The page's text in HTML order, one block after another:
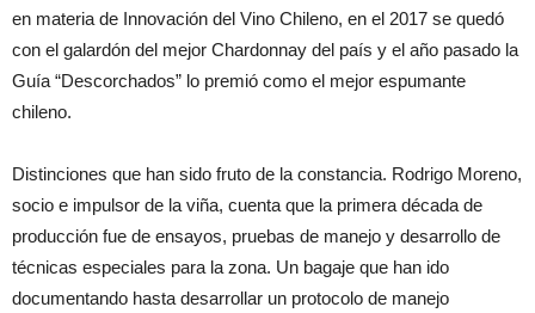
en materia de Innovación del Vino Chileno, en el 2017 se quedó
con el galardón del mejor Chardonnay del país y el año pasado la
Guía “Descorchados” lo premió como el mejor espumante
chileno.
Distinciones que han sido fruto de la constancia. Rodrigo Moreno,
socio e impulsor de la viña, cuenta que la primera década de
producción fue de ensayos, pruebas de manejo y desarrollo de
técnicas especiales para la zona. Un bagaje que han ido
documentando hasta desarrollar un protocolo de manejo